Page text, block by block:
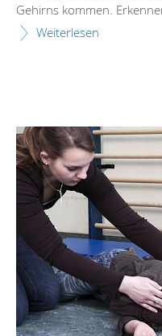
Gehirns kommen.
Weiterlesen